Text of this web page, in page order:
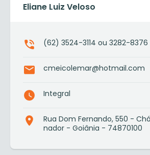
Eliane Luiz Veloso
(62) 3524-3114 ou 3282-8376
cmeicolemar@hotmail.com
Integral
Rua Dom Fernando, 550 -
nador - Goiânia - 74870100